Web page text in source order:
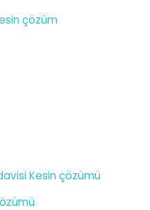
çözüm
Kesin çözümü